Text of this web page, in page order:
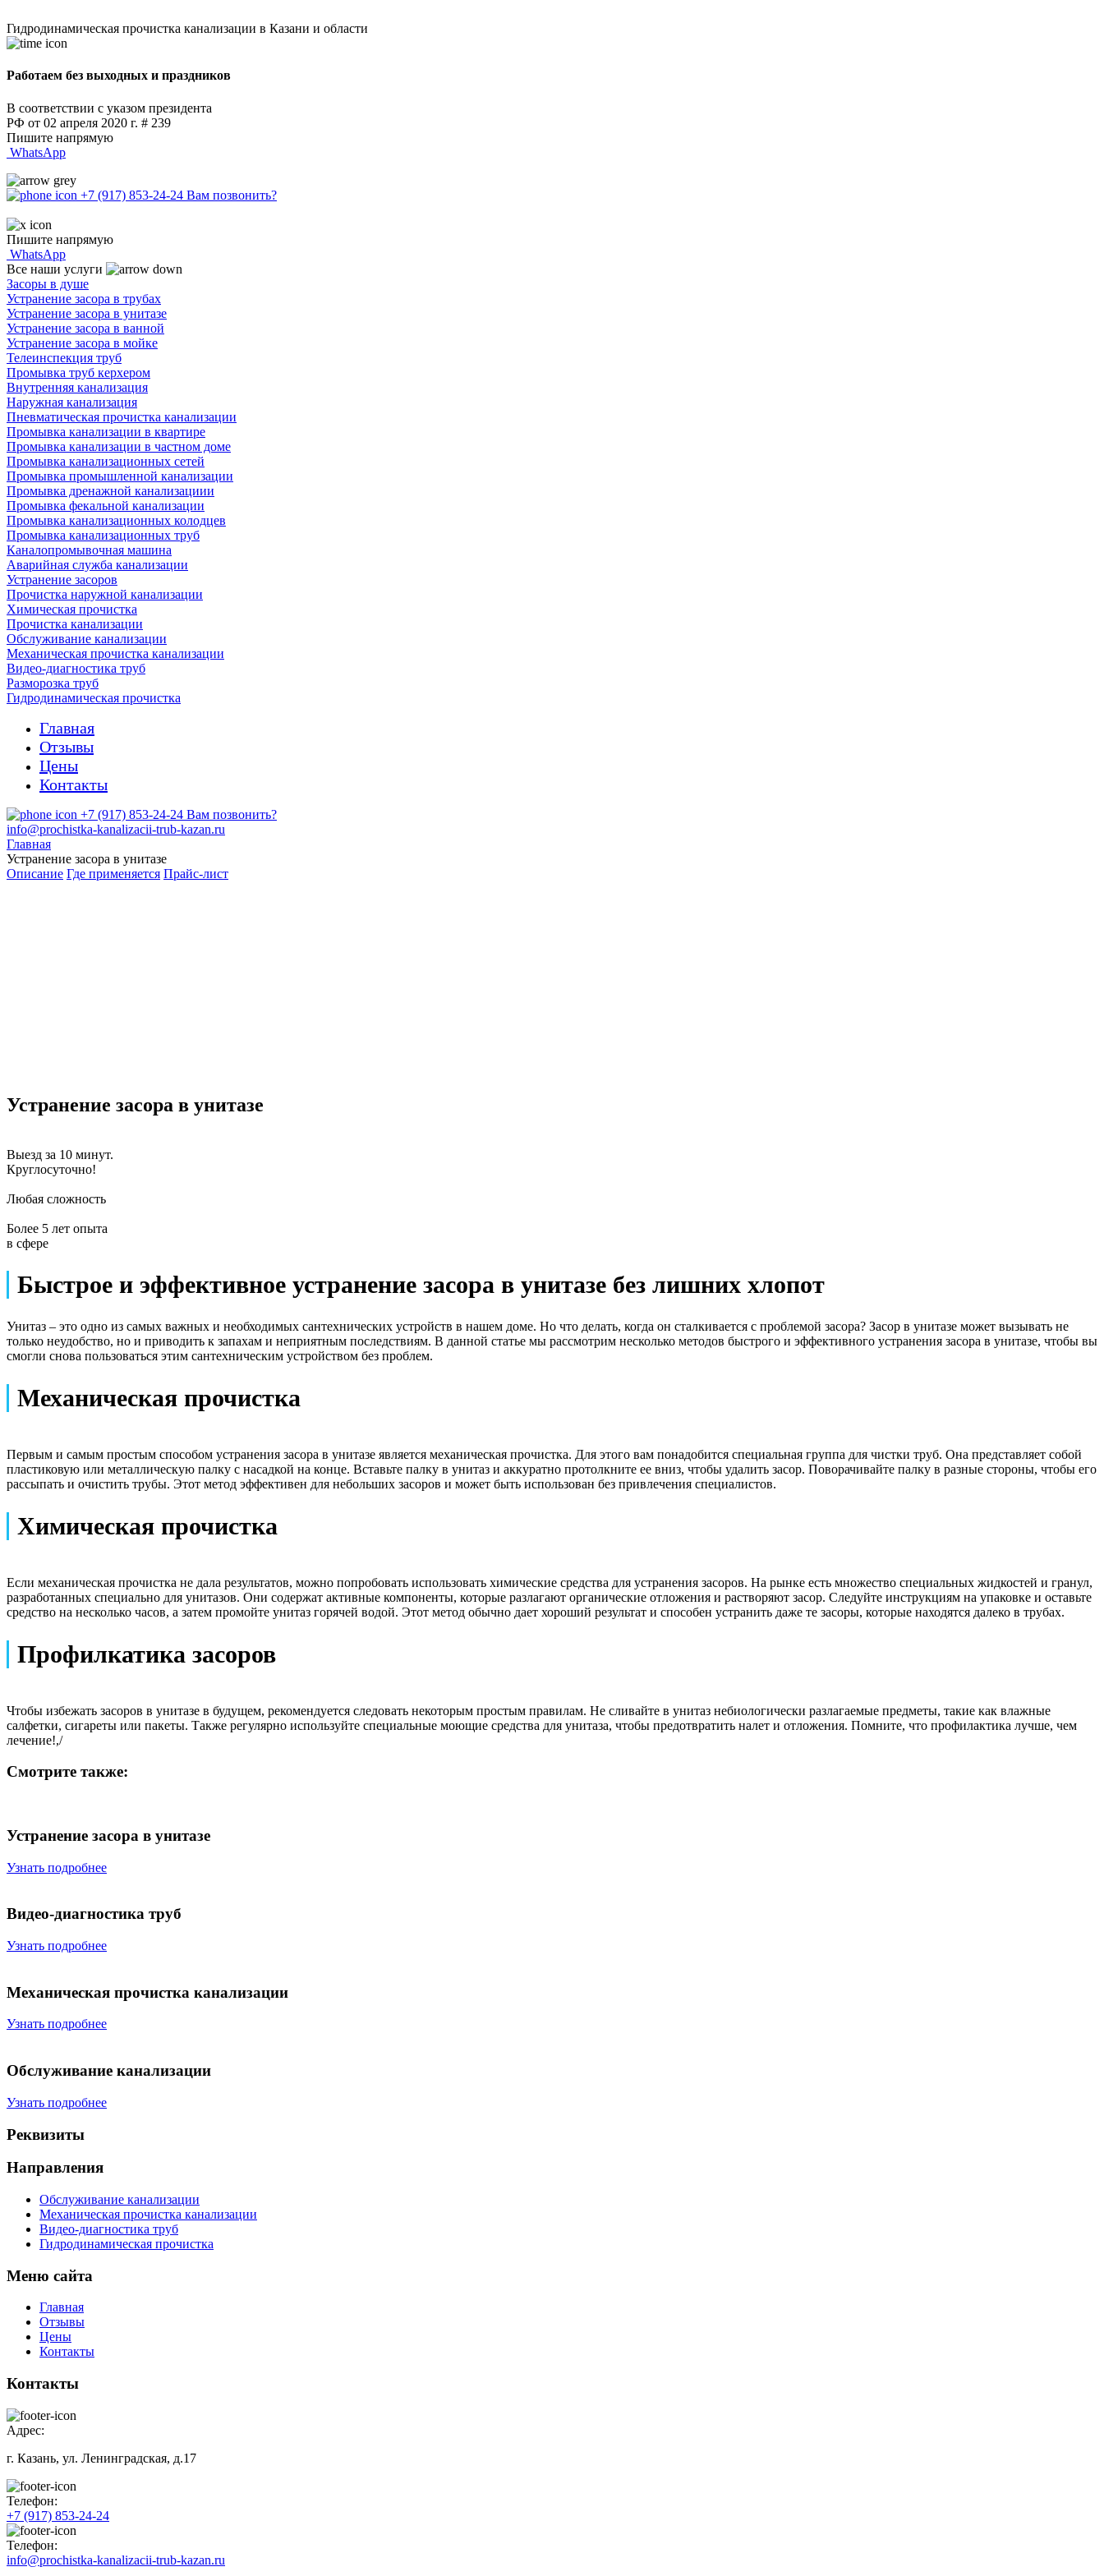
Гидродинамическая прочистка канализации в Казани и области
Работаем без выходных и праздников
В соответствии с указом президента
РФ от 02 апреля 2020 г. # 239
Пишите напрямую
WhatsApp
+7 (917) 853-24-24 Вам позвонить?
Пишите напрямую
WhatsApp
Все наши услуги
Засоры в душе
Устранение засора в трубах
Устранение засора в унитазе
Устранение засора в ванной
Устранение засора в мойке
Телеинспекция труб
Промывка труб керхером
Внутренняя канализация
Наружная канализация
Пневматическая прочистка канализации
Промывка канализации в квартире
Промывка канализации в частном доме
Промывка канализационных сетей
Промывка промышленной канализации
Промывка дренажной канализациии
Промывка фекальной канализации
Промывка канализационных колодцев
Промывка канализационных труб
Каналопромывочная машина
Аварийная служба канализации
Устранение засоров
Прочистка наружной канализации
Химическая прочистка
Прочистка канализации
Обслуживание канализации
Механическая прочистка канализации
Видео-диагностика труб
Разморозка труб
Гидродинамическая прочистка
Главная
Отзывы
Цены
Контакты
+7 (917) 853-24-24 Вам позвонить?
info@prochistka-kanalizacii-trub-kazan.ru
Главная
Устранение засора в унитазе
Описание Где применяется Прайс-лист
Устранение засора в унитазе
Выезд за 10 минут.
Круглосуточно!
Любая сложность
Более 5 лет опыта
в сфере
Быстрое и эффективное устранение засора в унитазе без лишних хлопот
Унитаз – это одно из самых важных и необходимых сантехнических устройств в нашем доме. Но что делать, когда он сталкивается с проблемой засора? Засор в унитазе может вызывать не
только неудобство, но и приводить к запахам и неприятным последствиям. В данной статье мы рассмотрим несколько методов быстрого и эффективного устранения засора в унитазе, чтобы вы
смогли снова пользоваться этим сантехническим устройством без проблем.
Механическая прочистка
Первым и самым простым способом устранения засора в унитазе является механическая прочистка. Для этого вам понадобится специальная группа для чистки труб. Она представляет собой
пластиковую или металлическую палку с насадкой на конце. Вставьте палку в унитаз и аккуратно протолкните ее вниз, чтобы удалить засор. Поворачивайте палку в разные стороны, чтобы его
рассыпать и очистить трубы. Этот метод эффективен для небольших засоров и может быть использован без привлечения специалистов.
Химическая прочистка
Если механическая прочистка не дала результатов, можно попробовать использовать химические средства для устранения засоров. На рынке есть множество специальных жидкостей и гранул,
разработанных специально для унитазов. Они содержат активные компоненты, которые разлагают органические отложения и растворяют засор. Следуйте инструкциям на упаковке и оставьте
средство на несколько часов, а затем промойте унитаз горячей водой. Этот метод обычно дает хороший результат и способен устранить даже те засоры, которые находятся далеко в трубах.
Профилкатика засоров
Чтобы избежать засоров в унитазе в будущем, рекомендуется следовать некоторым простым правилам. Не сливайте в унитаз небиологически разлагаемые предметы, такие как влажные
салфетки, сигареты или пакеты. Также регулярно используйте специальные моющие средства для унитаза, чтобы предотвратить налет и отложения. Помните, что профилактика лучше, чем
лечение!,/
Смотрите также:
Устранение засора в унитазе
Узнать подробнее
Видео-диагностика труб
Узнать подробнее
Механическая прочистка канализации
Узнать подробнее
Обслуживание канализации
Узнать подробнее
Реквизиты
Направления
Обслуживание канализации
Механическая прочистка канализации
Видео-диагностика труб
Гидродинамическая прочистка
Меню сайта
Главная
Отзывы
Цены
Контакты
Контакты
Адрес:
г. Казань, ул. Ленинградская, д.17
Телефон:
+7 (917) 853-24-24
Телефон:
info@prochistka-kanalizacii-trub-kazan.ru